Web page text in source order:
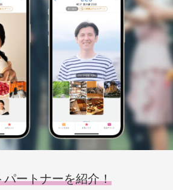
パートナーを紹介！